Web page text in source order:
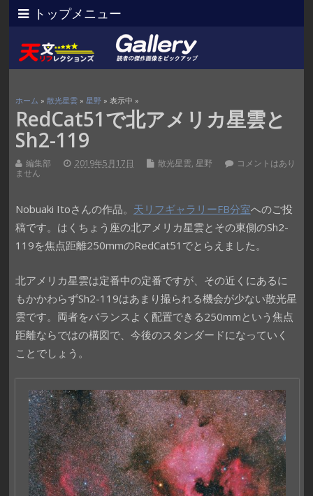
トップメニュー
ホーム » 散光星雲» 星野» 表示中 »
RedCat51で北アメリカ星雲と
Sh2-119
編集部 2019年5月17日 散光星雲, 星野
コメントはあり
ません
Nobuaki Itoさんの作品。 天リフギャラリーFB分室へのご投
稿です。はくちょう座の北アメリカ星雲とその東側のSh2-
119を焦点距離250mmのRedCat51でとらえました。
北アメリカ星雲は定番中の定番ですが、その近くにあるに
もかかわらずSh2-119はあまり撮られる機会が少ない散光星
雲です。両者をバランスよく配置できる250mmという焦点
距離ならではの構図で、今後のスタンダードになっていく
ことでしょう。